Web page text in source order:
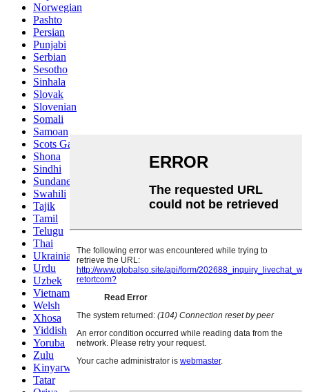
Norwegian
Pashto
Persian
Punjabi
Serbian
Sesotho
Sinhala
Slovak
Slovenian
Somali
Samoan
Scots Gaelic
Shona
Sindhi
Sundanese
Swahili
Tajik
Tamil
Telugu
Thai
Ukrainian
Urdu
Uzbek
Vietnamese
Welsh
Xhosa
Yiddish
Yoruba
Zulu
Kinyarwanda
Tatar